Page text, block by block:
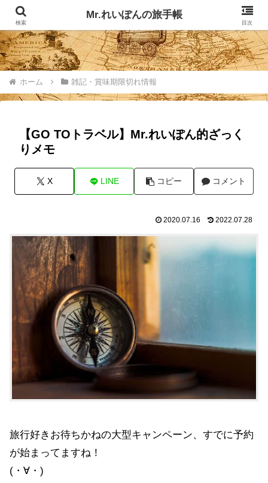
記事掲載マップ お問い合わせ
ホーム 雑記・賞味期限切れ情報
【GO TOトラベル】Mr.れいぽん的ざっく
りメモ
X LINE コピー コメント
2020.07.16 2022.07.28
旅行好きお待ちかねの大型キャンペーン、すでに予約
が始まってますね！
(・∀・)
検索
Mr.れいぽんの旅手帳
目次